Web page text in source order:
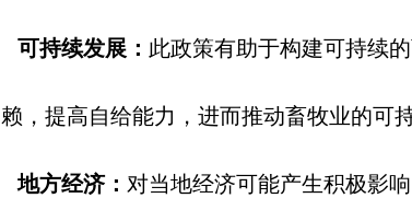
可持续发展： 此政策有助于构建可持续
赖，提高自给能力，进而推动畜牧业的可
地方经济： 对当地经济可能产生积极影